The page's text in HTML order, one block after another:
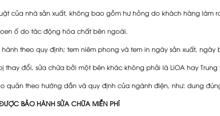
của nhà sản xuất, không bao gồm hư hỏng do khách hàng làm
ố do tác động hóa chất bên ngoài.
theo quy định; tem niêm phong và tem in ngày sản xuất, ngày
đổi, sửa chữa bởi một bên khác không phải là LiOA hay Trung
theo hướng dẫn và quy định của ngành điện, như: dung
BẢO HÀNH SỬA CHỮA MIỄN PHÍ